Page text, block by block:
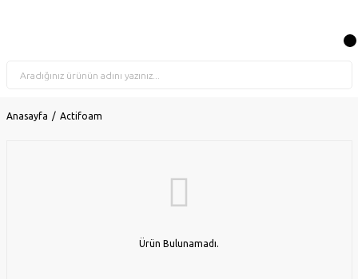
Anasayfa Actifoam
Ürün Bulunamadı.